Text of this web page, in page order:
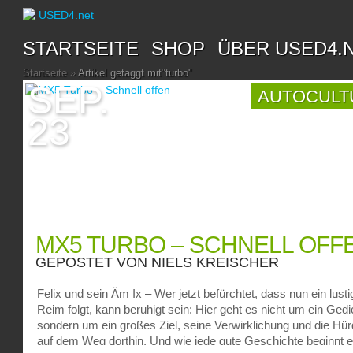
STARTSEITE SHOP ÜBER
Startseite » Artikel getaggt mit"turbo"
SEP.
23
MX5 TURBO – SCHNELL
GEPOSTET VON NIELS KREISCHER
Felix und sein Äm Ix – Wer jetzt befürchtet, dass nun ein
Reim folgt, kann beruhigt sein: Hier geht es nicht um ein
sondern um ein großes Ziel, seine Verwirklichung und die
auf dem Weg dorthin. Und wie jede gute Geschichte beginnt